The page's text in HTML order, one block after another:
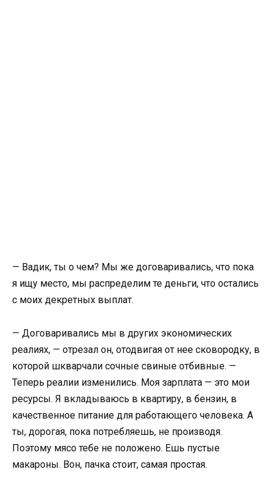
— Вадик, ты о чем? Мы же договаривались, что пока
я ищу место, мы распределим те деньги, что остались
с моих декретных выплат.
— Договаривались мы в других экономических
реалиях, — отрезал он, отодвигая от нее сковородку, в
которой шкварчали сочные свиные отбивные. —
Теперь реалии изменились. Моя зарплата — это мои
ресурсы. Я вкладываюсь в квартиру, в бензин, в
качественное питание для работающего человека. А
ты, дорогая, пока потребляешь, не производя.
Поэтому мясо тебе не положено. Ешь пустые
макароны. Вон, пачка стоит, самая простая.